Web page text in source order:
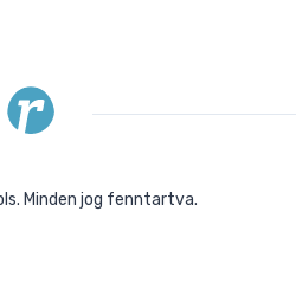
Minden jog fenntartva.